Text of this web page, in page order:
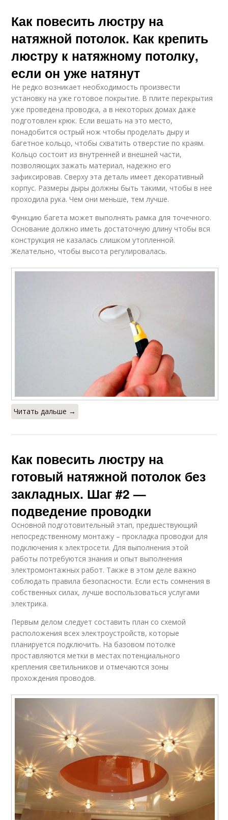
Как повесить люстру на
натяжной потолок. Как крепить
люстру к натяжному потолку,
если он уже натянут
Не редко возникает необходимость произвести
установку на уже готовое покрытие. В плите перекрытия
уже проведена проводка, а в некоторых домах даже
подготовлен крюк. Если вешать на это место,
понадобится острый нож чтобы проделать дыру и
багетное кольцо, чтобы схватить отверстие по краям.
Кольцо состоит из внутренней и внешней части,
позволяющих зажать материал, надежно его
зафиксировав. Сверху эта деталь имеет декоративный
корпус. Размеры дыры должны быть такими, чтобы в нее
проходила рука. Чем они меньше, тем лучше.
Функцию багета может выполнять рамка для точечного.
Основание должно иметь достаточную длину чтобы вся
конструкция не казалась слишком утопленной.
Желательно, чтобы высота регулировалась.
Читать дальше →
Как повесить люстру на
готовый натяжной потолок без
закладных. Шаг #2 —
подведение проводки
Основной подготовительный этап, предшествующий
непосредственному монтажу – прокладка проводки для
подключения к электросети. Для выполнения этой
работы потребуются знания и опыт выполнения
электромонтажных работ. Также в этом деле важно
соблюдать правила безопасности. Если есть сомнения в
собственных силах, лучше воспользоваться услугами
электрика.
Первым делом следует составить план со схемой
расположения всех электроустройств, которые
планируется подключить. На базовом потолке
проставляются метки в местах потенциального
крепления светильников и отмечаются зоны
прохождения проводов.